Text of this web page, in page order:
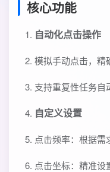
核心功能
自动化点击操作
模拟手动点击，精
支持重复性任务自
自定义设置
点击频率：根据需
点击坐标：精准设